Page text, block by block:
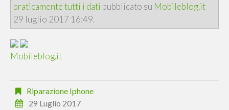
praticamente tutti i dati pubblicato su Mobileblog.it
29 luglio 2017 16:49.
Mobileblog.it
Riparazione Iphone
29 Luglio 2017